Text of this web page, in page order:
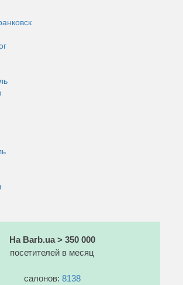
На Barb.ua > 350 000
посетителей в месяц
салонов: 8138